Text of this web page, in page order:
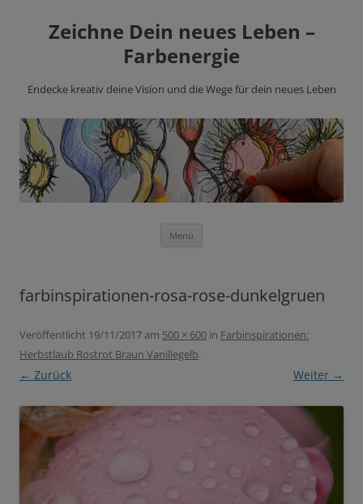
Zeichne Dein neues Leben –
Farbenergie
Endecke kreativ deine Vision und die Wege für dein neues Leben
Menü
farbinspirationen-rosa-rose-dunkelgruen
Veröffentlicht 19/11/2017am 500 × 600 in Farbinspirationen:
Herbstlaub Rostrot Braun Vanillegelb.
← Zurück Weiter →